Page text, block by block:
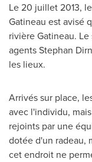
Le 20 juillet 2013,
Gatineau est avisé
rivière Gatineau.
agentsStephan
les lieux.
Arrivés sur place,
avec l'individu,
rejoints par une
dotée d'un radeau,
cet endroit ne